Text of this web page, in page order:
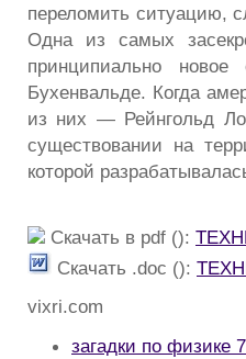
переломить ситуацию,
Одна из самых
принципиально
Бухенвальде. Когда
из них — Рейнгольд
существовании на
которой
Скачать в pdf ():
Скачать .doc ():
vixri.com
загадки по физике